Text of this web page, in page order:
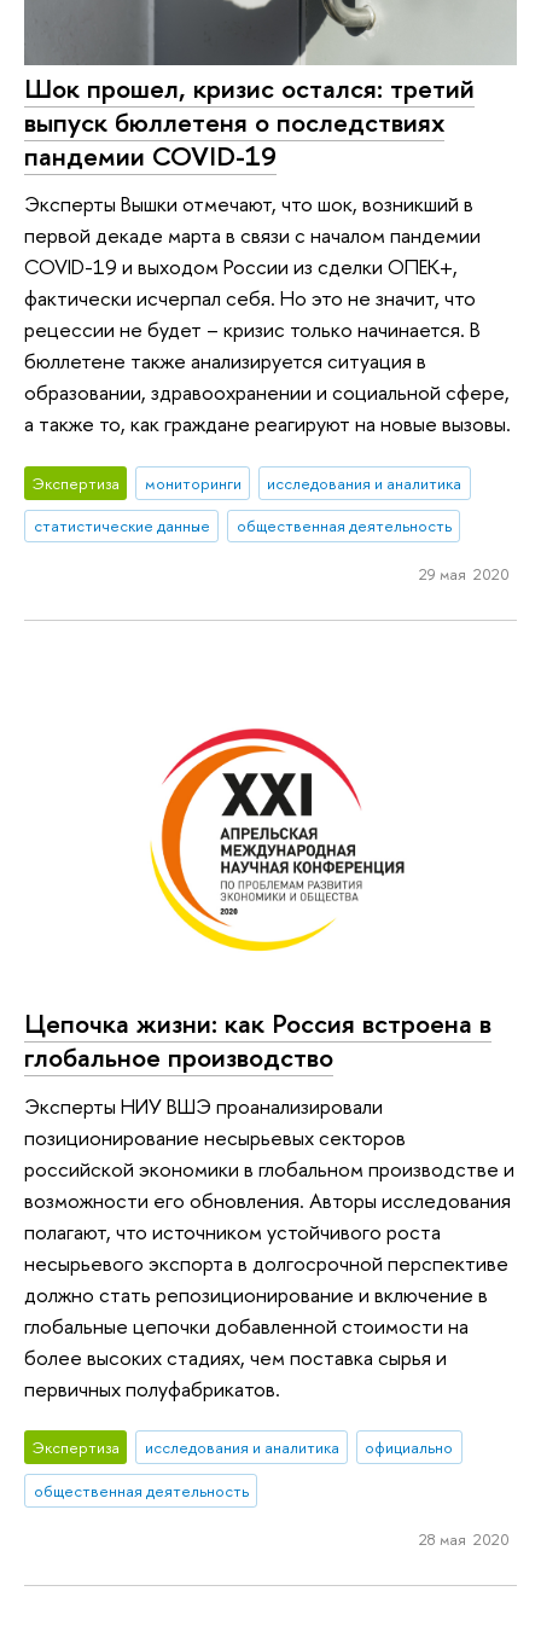
Шок прошел, кризис остался: третий
выпуск бюллетеня о последствиях
пандемии COVID-19
Эксперты Вышки отмечают, что шок, возникший в
первой декаде марта в связи с началом пандемии
COVID-19 и выходом России из сделки ОПЕК+,
фактически исчерпал себя. Но это не значит, что
рецессии не будет – кризис только начинается. В
бюллетене также анализируется ситуация в
образовании, здравоохранении и социальной сфере,
а также то, как граждане реагируют на новые вызовы.
Экспертиза мониторинги
исследования и аналитика
статистические данные
общественная деятельность
29 мая 2020
Цепочка жизни: как Россия встроена в
глобальное производство
Эксперты НИУ ВШЭ проанализировали
позиционирование несырьевых секторов
российской экономики в глобальном производстве и
возможности его обновления. Авторы исследования
полагают, что источником устойчивого роста
несырьевого экспорта в долгосрочной перспективе
должно стать репозиционирование и включение в
глобальные цепочки добавленной стоимости на
более высоких стадиях, чем поставка сырья и
первичных полуфабрикатов.
Экспертиза исследования и аналитика
официально
общественная деятельность
28 мая 2020